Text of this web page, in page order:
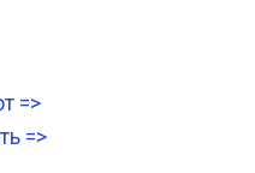
=>
=>